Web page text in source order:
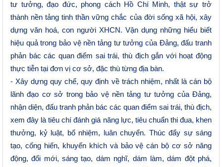
tư tưởng, đạo đức, phong cách Hồ Chí Minh, thật sự trở
thành nền tảng tinh thần vững chắc của đời sống xã hội, xây
dựng văn hoá, con người XHCN. Vận dụng những hiểu biết
hiệu quả trong bảo vệ nền tảng tư tưởng của Đảng, đấu tranh
phản bác các quan điểm sai trái, thù địch gắn với hoạt động
thực tiễn tại đơn vị cơ sở, đặc thù từng địa bàn.
- Xây dựng quy chế, quy định về trách nhiệm, nhất là cán bộ
lãnh đạo cơ sở trong bảo vệ nền tảng tư tưởng của Đảng,
nhận diện, đấu tranh phản bác các quan điểm sai trái, thù địch,
xem đây là tiêu chí đánh giá năng lực, tiêu chuẩn thi đua, khen
thưởng, kỷ luật, bổ nhiệm, luân chuyển. Thúc đẩy sự sáng
tạo, cống hiến, khuyến khích và bảo vệ cán bộ cơ sở năng
động, đổi mới, sáng tạo, dám nghĩ, dám làm, dám đột phá,